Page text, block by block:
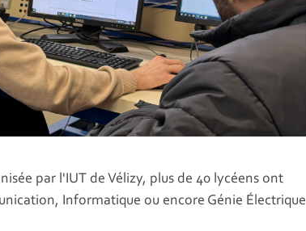
par l'IUT de Vélizy, plus de 40 lycéens ont
Informatique ou encore Génie Électrique